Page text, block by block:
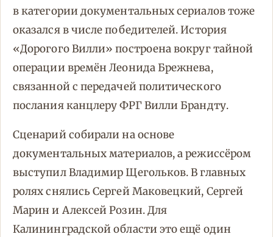
в категории документальных сериалов тоже
оказался в числе победителей. История
«Дорогого Вилли» построена вокруг тайной
операции времён Леонида Брежнева,
связанной с передачей политического
послания канцлеру ФРГ Вилли Брандту.
Сценарий собирали на основе
документальных материалов, а режиссёром
выступил Владимир Щегольков. В главных
ролях снялись Сергей Маковецкий, Сергей
Марин и Алексей Розин. Для
Калининградской области это ещё один